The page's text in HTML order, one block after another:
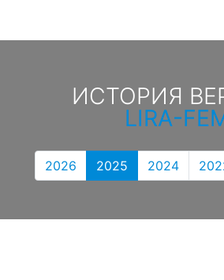
ИСТОРИЯ
LIRA-
2026 2025 2024